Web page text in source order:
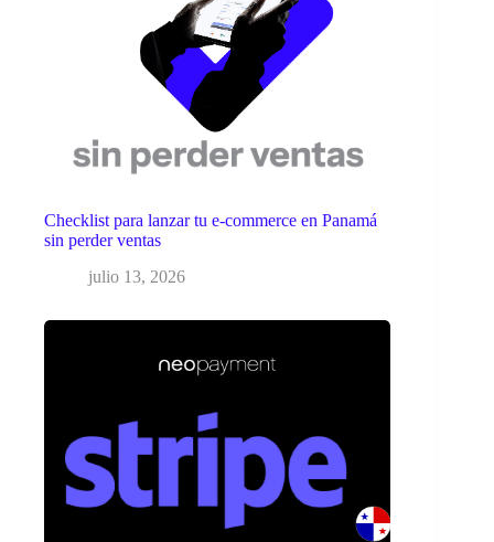
Checklist para lanzar tu e-commerce en Panamá
sin perder ventas
julio 13, 2026